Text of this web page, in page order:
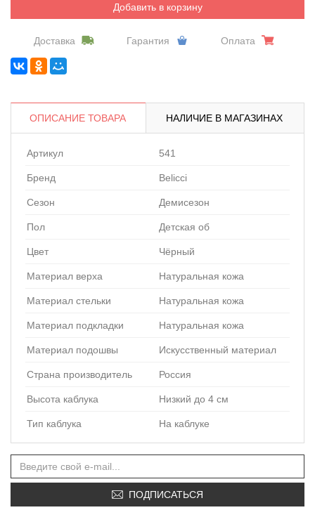
Добавить в корзину
Доставка Гарантия Оплата
ОПИСАНИЕ ТОВАРА НАЛИЧИЕ В МАГАЗИНАХ
Артикул 541
Бренд Belicci
Сезон Демисезон
Пол Детская об
Цвет Чёрный
Материал верха Натуральная кожа
Материал стельки Натуральная кожа
Материал подкладки Натуральная кожа
Материал подошвы Искусственный материал
Страна производитель Россия
Высота каблука Низкий до 4 см
Тип каблука На каблуке
ПОДПИСАТЬСЯ